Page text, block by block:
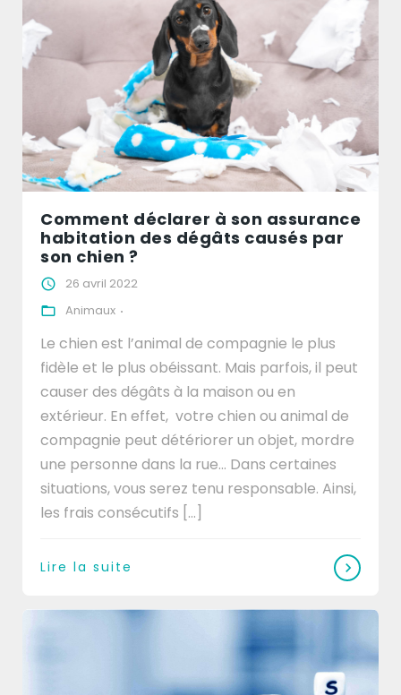
Comment déclarer à son assurance
habitation des dégâts causés par
son chien ?
26 avril 2022
Animaux
Le chien est l’animal de compagnie le plus
fidèle et le plus obéissant. Mais parfois, il peut
causer des dégâts à la maison ou en
extérieur. En effet, votre chien ou animal de
compagnie peut détériorer un objet, mordre
une personne dans la rue… Dans certaines
situations, vous serez tenu responsable. Ainsi,
les frais consécutifs [...]
Lire la suite